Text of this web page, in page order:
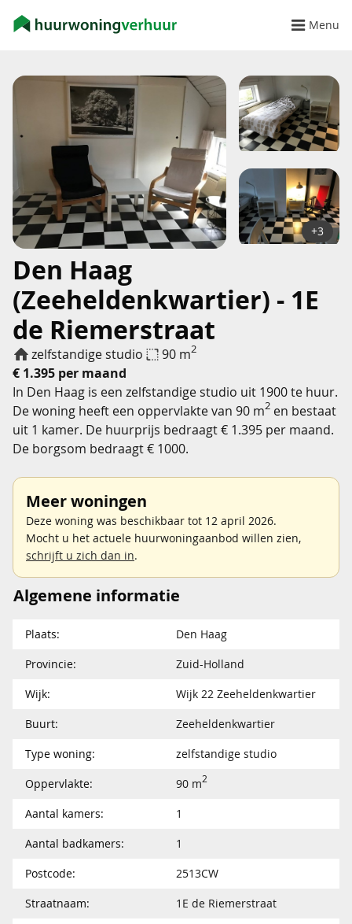
Menu
Den Haag
(Zeeheldenkwartier) - 1E
de Riemerstraat
zelfstandige studio 90 m2
€ 1.395 per maand
+3
In Den Haag is een zelfstandige studio uit 1900 te huur.
De woning heeft een oppervlakte van 90 m2 en bestaat
uit 1 kamer. De huurprijs bedraagt € 1.395 per maand.
De borgsom bedraagt € 1000.
Meer woningen
Deze woning was beschikbaar tot 12 april 2026.
Mocht u het actuele huurwoningaanbod willen zien,
schrijft u zich dan in.
Algemene informatie
Plaats:
Den Haag
Provincie:
Zuid-Holland
Wijk:
Wijk 22 Zeeheldenkwartier
Buurt:
Zeeheldenkwartier
Type woning:
zelfstandige studio
Oppervlakte:
90 m2
Aantal kamers:
1
Aantal badkamers:
1
Postcode:
2513CW
Straatnaam:
1E de Riemerstraat